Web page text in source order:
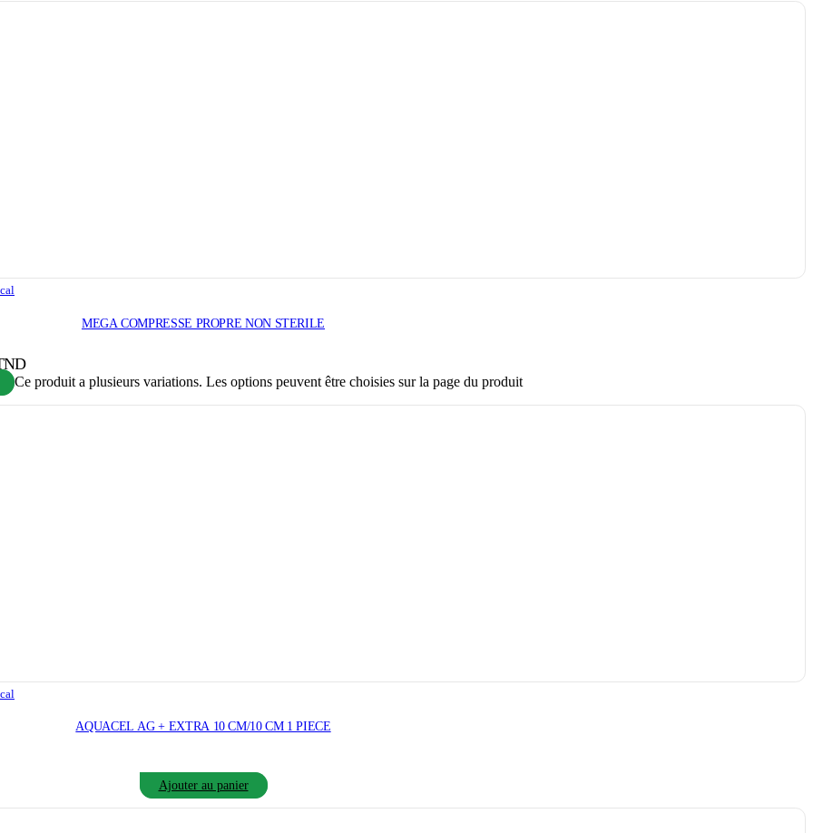
MEGA COMPRESSE PROPRE NON STERILE
Ce produit a plusieurs variations. Les options peuvent être choisies sur la page du produit
AQUACEL AG + EXTRA 10 CM/10 CM 1 PIECE
Ajouter au panier